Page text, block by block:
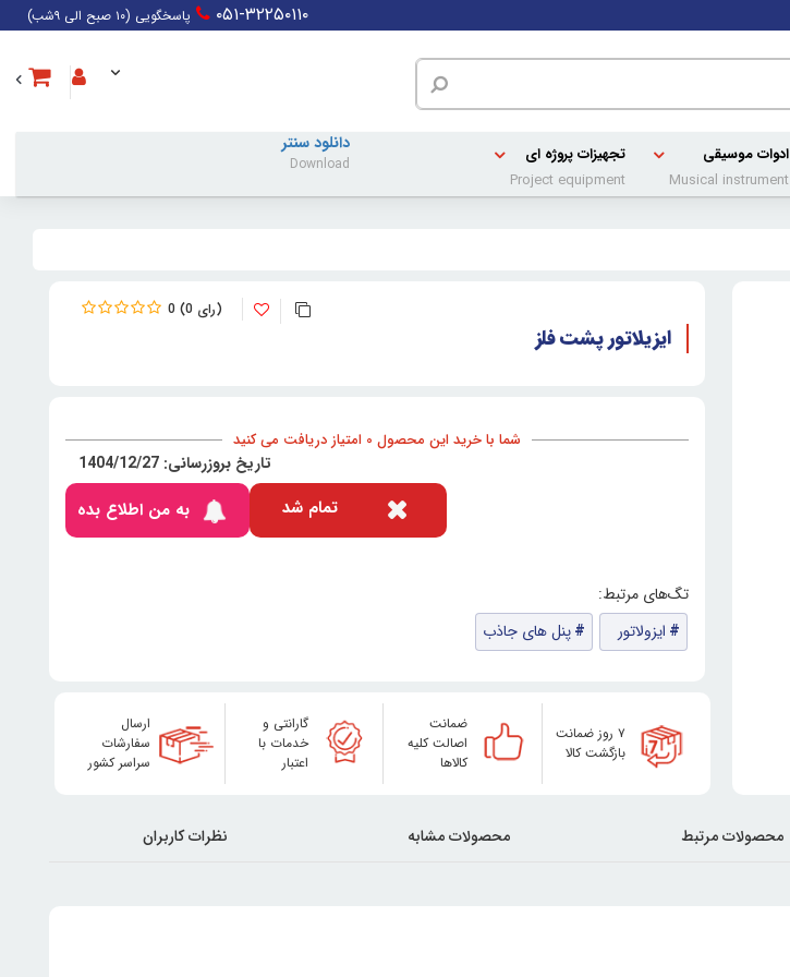
۰۵۱-۳۲۲۵۰۱۱۰ پاسخگویی (۱۰ صبح الی ۹شب)
ادوات موسیقی
Musical instrument
تجهیزات پروژه ای
Project equipment
دانلود سنتر
Download
0 0
ایزیلاتور پشت فلز
شما با خرید این محصول 0 امتیاز دریافت می کنید
به من اطلاع بده تمام شد
تاریخ بروزرسانی: 1404/12/27
ایزولاتور پنل های جاذب
۷ روز ضمانت
بازگشت کالا
ضمانت
اصالت کلیه
کالاها
گارانتی و
خدمات با
اعتبار
ارسال
سفارشات
سراسر کشور
محصولات مرتبط محصولات مشابه نظرات کاربران